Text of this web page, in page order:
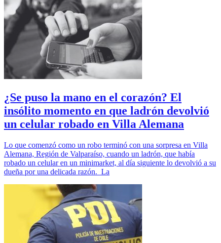
¿Se puso la mano en el corazón? El
insólito momento en que ladrón devolvió
un celular robado en Villa Alemana
Lo que comenzó como un robo terminó con una sorpresa en Villa
Alemana, Región de Valparaíso, cuando un ladrón, que había
robado un celular en un minimarket, al día siguiente lo devolvió a su
dueña por una delicada razón. La